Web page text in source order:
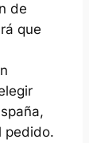
de
que
pedido.